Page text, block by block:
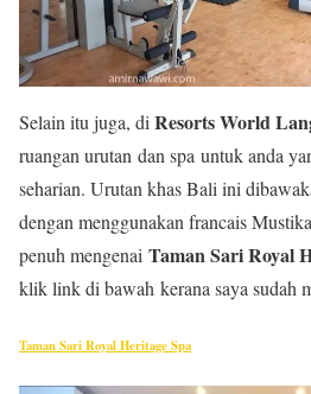
Selain itu juga, di Resorts World
ruangan urutan dan spa untuk anda
seharian. Urutan khas Bali ini
dengan menggunakan francais
penuh mengenai Taman Sari Royal
klik link di bawah kerana saya sudah
Taman Sari Royal Heritage Spa